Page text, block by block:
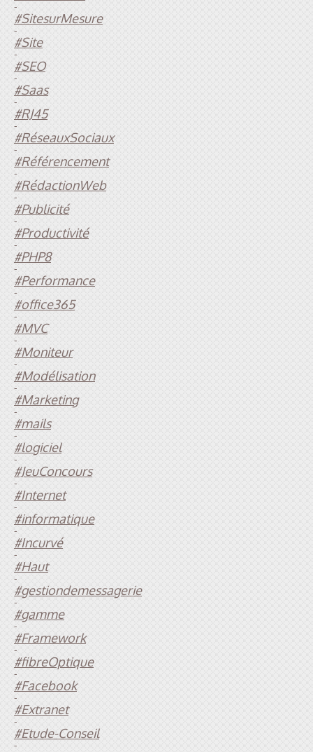
-
#SitesurMesure
-
#Site
-
#SEO
-
#Saas
-
#RJ45
-
#RéseauxSociaux
-
#Référencement
-
#RédactionWeb
-
#Publicité
-
#Productivité
-
#PHP8
-
#Performance
-
#office365
-
#MVC
-
#Moniteur
-
#Modélisation
-
#Marketing
-
#mails
-
#logiciel
-
#JeuConcours
-
#Internet
-
#informatique
-
#Incurvé
-
#Haut
-
#gestiondemessagerie
-
#gamme
-
#Framework
-
#fibreOptique
-
#Facebook
-
#Extranet
-
#Etude-Conseil
-